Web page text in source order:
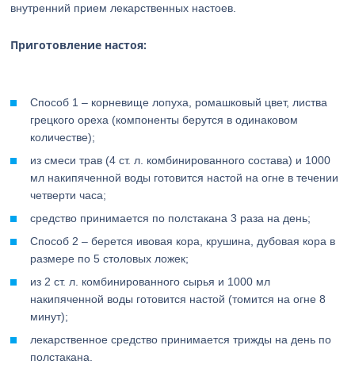
внутренний прием лекарственных настоев.
Приготовление настоя:
Способ 1 – корневище лопуха, ромашковый цвет, листва
грецкого ореха (компоненты берутся в одинаковом
количестве);
из смеси трав (4 ст. л. комбинированного состава) и 1000
мл накипяченной воды готовится настой на огне в течении
четверти часа;
средство принимается по полстакана 3 раза на день;
Способ 2 – берется ивовая кора, крушина, дубовая кора в
размере по 5 столовых ложек;
из 2 ст. л. комбинированного сырья и 1000 мл
накипяченной воды готовится настой (томится на огне 8
минут);
лекарственное средство принимается трижды на день по
полстакана.